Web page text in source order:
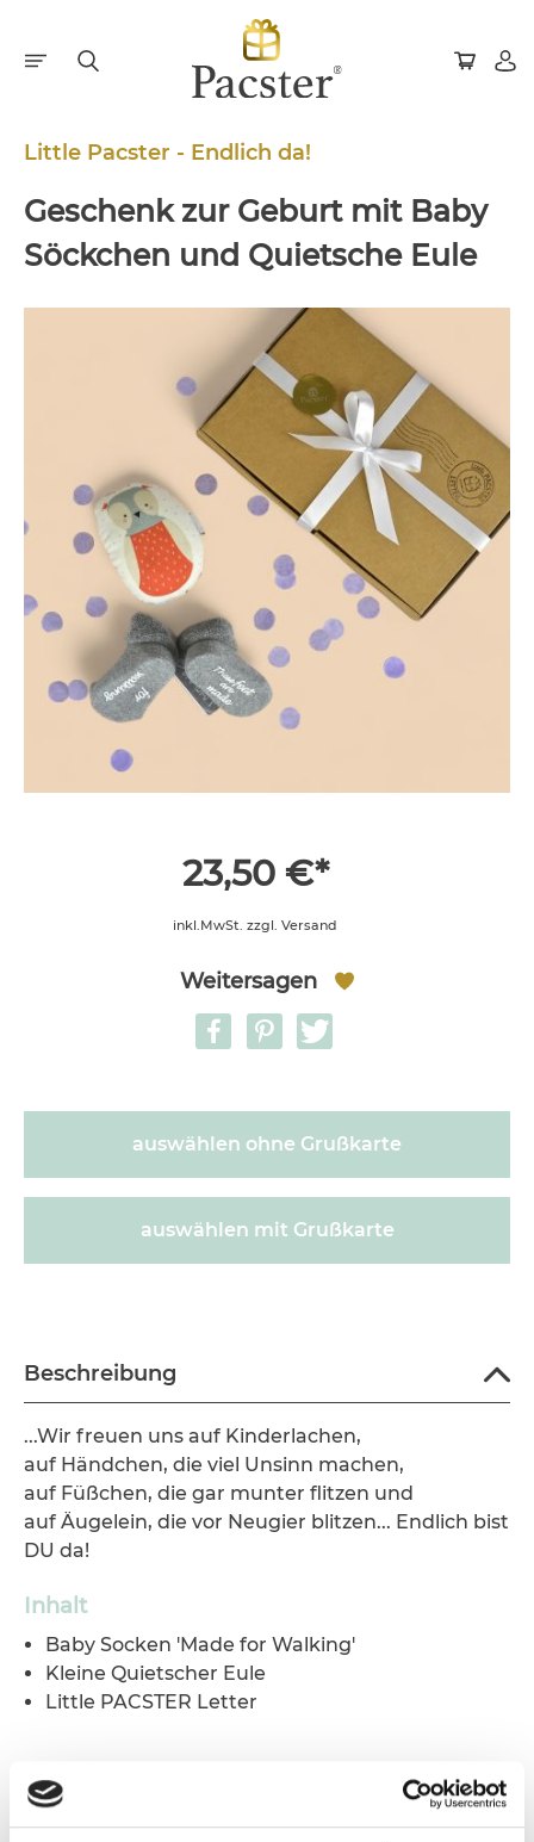
Little Pacster - Endlich da!
Geschenk zur Geburt mit Baby
Söckchen und Quietsche Eule
Beschreibung
...Wir freuen uns auf Kinderlachen,
auf Händchen, die viel Unsinn machen,
auf Füßchen, die gar munter flitzen und
auf Äugelein, die vor Neugier blitzen... Endlich bist
DU da!
Inhalt
Baby Socken 'Made for Walking'
Kleine Quietscher Eule
Little PACSTER Letter
23,50 €*
inkl.MwSt. zzgl. Versand
Weitersagen
auswählen ohne Grußkarte
auswählen mit Grußkarte
In diesem Geschenkset enthalten